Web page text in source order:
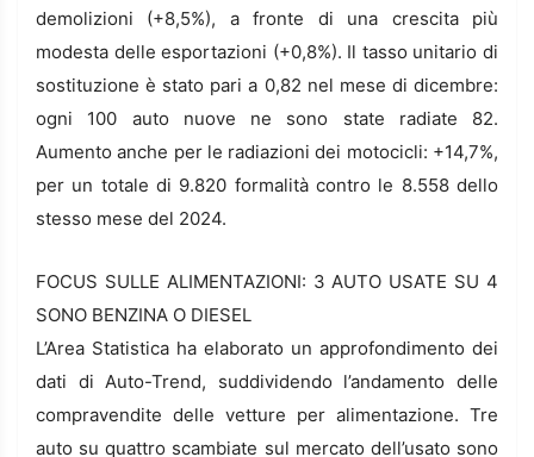
demolizioni (+8,5%), a fronte di una crescita più
modesta delle esportazioni (+0,8%). Il tasso unitario di
sostituzione è stato pari a 0,82 nel mese di dicembre:
ogni 100 auto nuove ne sono state radiate 82.
Aumento anche per le radiazioni dei motocicli: +14,7%,
per un totale di 9.820 formalità contro le 8.558 dello
stesso mese del 2024.
FOCUS SULLE ALIMENTAZIONI: 3 AUTO USATE SU 4
SONO BENZINA O DIESEL
L’Area Statistica ha elaborato un approfondimento dei
dati di Auto-Trend, suddividendo l’andamento delle
compravendite delle vetture per alimentazione. Tre
auto su quattro scambiate sul mercato dell’usato sono